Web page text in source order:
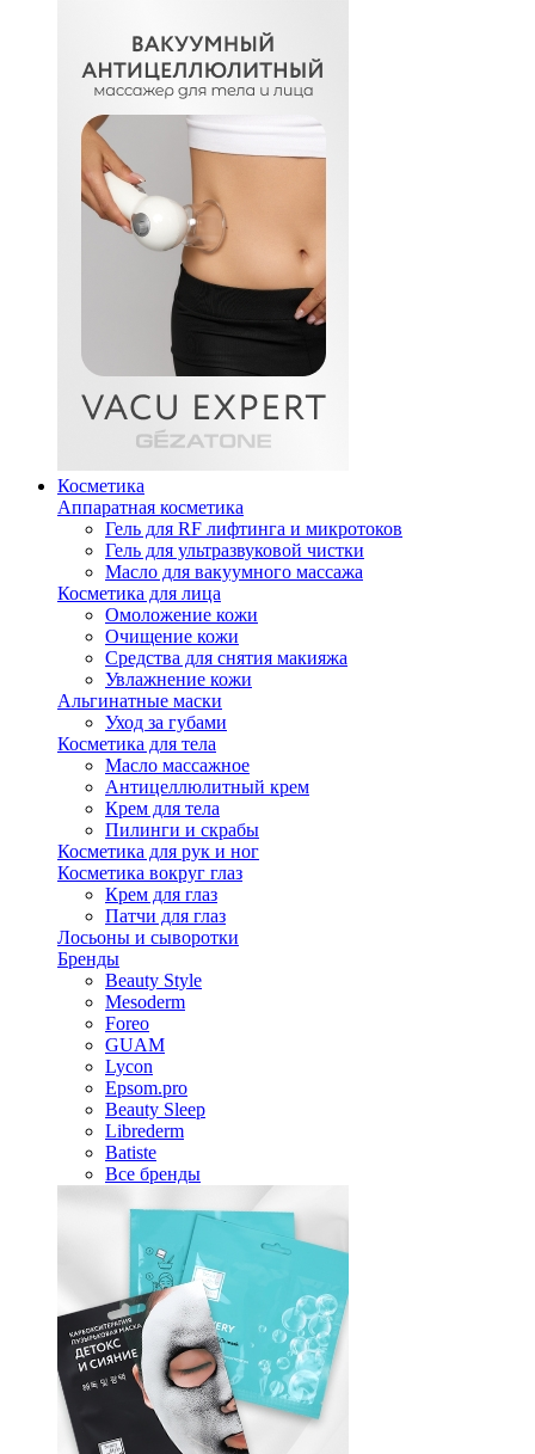
Косметика
Аппаратная косметика
Гель для RF лифтинга и микротоков
Гель для ультразвуковой чистки
Масло для вакуумного массажа
Косметика для лица
Омоложение кожи
Очищение кожи
Средства для снятия макияжа
Увлажнение кожи
Альгинатные маски
Уход за губами
Косметика для тела
Масло массажное
Антицеллюлитный крем
Крем для тела
Пилинги и скрабы
Косметика для рук и ног
Косметика вокруг глаз
Крем для глаз
Патчи для глаз
Лосьоны и сыворотки
Бренды
Beauty Style
Mesoderm
Foreo
GUAM
Lycon
Epsom.pro
Beauty Sleep
Librederm
Batiste
Все бренды